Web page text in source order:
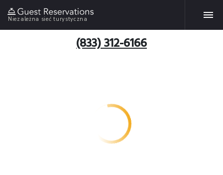
Niezależna sieć turystyczna
(833) 312-6166